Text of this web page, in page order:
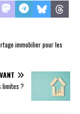
immobilier pour les
limites ?